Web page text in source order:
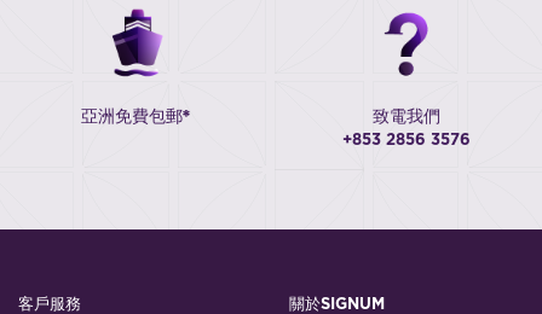
亞洲免費包郵* 致電我們
+853 2856 3576
客戶服務 關於SIGNUM